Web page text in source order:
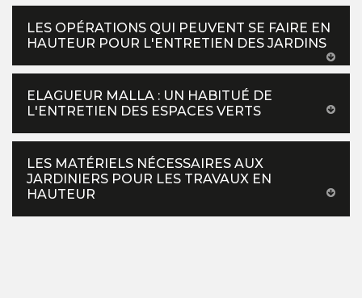
LES OPÉRATIONS QUI PEUVENT SE FAIRE EN
HAUTEUR POUR L'ENTRETIEN DES JARDINS
ELAGUEUR MALLA : UN HABITUÉ DE
L'ENTRETIEN DES ESPACES VERTS
LES MATÉRIELS NÉCESSAIRES AUX
JARDINIERS POUR LES TRAVAUX EN
HAUTEUR